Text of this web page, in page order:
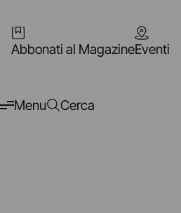
Abbonati al MagazineEventi
Menu Cerca